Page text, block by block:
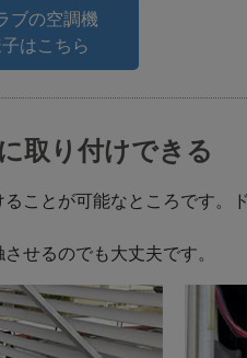
ブの空調機
はこちら
取り付けできる
ことが可能なところです。
せるのでも大丈夫です。